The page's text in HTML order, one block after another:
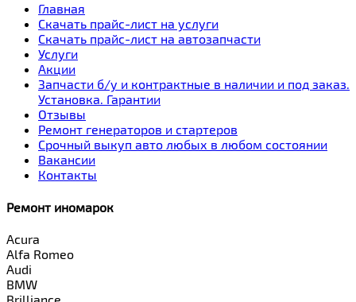
Главная
Скачать прайс-лист на услуги
Скачать прайс-лист на автозапчасти
Услуги
Акции
Запчасти б/у и контрактные в наличии и под заказ.
Установка. Гарантии
Отзывы
Ремонт генераторов и стартеров
Cрочный выкуп авто любых в любом состоянии
Вакансии
Контакты
Ремонт иномарок
Acura
Alfa Romeo
Audi
BMW